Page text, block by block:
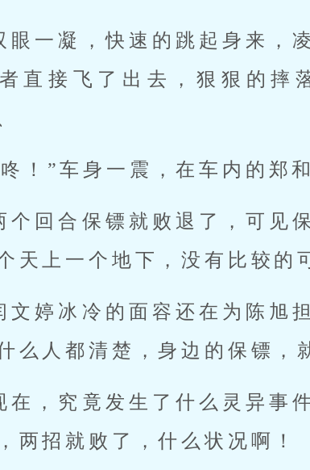
眼一凝，快速的跳起身来，
直接飞了出去，狠狠的摔
！”车身一震，在车内的郑
个回合保镖就败退了，可见
天上一个地下，没有比较的
文婷冰冷的面容还在为陈旭
么人都清楚，身边的保镖，
在，究竟发生了什么灵异事
两招就败了，什么状况啊！